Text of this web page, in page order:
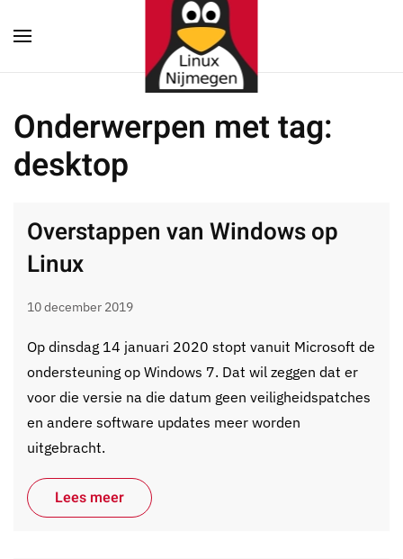
Terug naar hoofdinhoud
Onderwerpen met tag:
desktop
Overstappen van Windows op
Linux
10 december 2019
Op dinsdag 14 januari 2020 stopt vanuit Microsoft de
ondersteuning op Windows 7. Dat wil zeggen dat er
voor die versie na die datum geen veiligheidspatches
en andere software updates meer worden
uitgebracht.
Lees meer